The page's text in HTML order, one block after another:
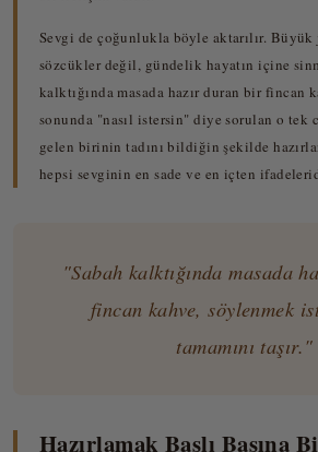
Sevgi de çoğunlukla böyle aktarılır.
sözcükler değil, gündelik hayatın içine
kalktığında masada hazır duran bir fincan
sonunda "nasıl istersin" diye sorulan o tek
gelen birinin tadını bildiğin şekilde
hepsi sevginin en sade ve en içten
"Sabah kalktığında masada
fincan kahve, söylenmek
tamamını taşır."
Hazırlamak Başlı Başına